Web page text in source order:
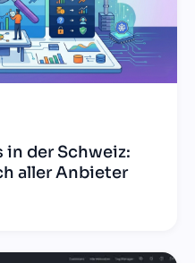
in der Schweiz:
aller Anbieter